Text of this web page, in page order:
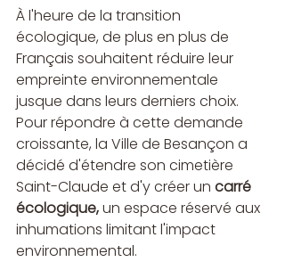
À l'heure de la transition
écologique, de plus en plus de
Français souhaitent réduire leur
empreinte environnementale
jusque dans leurs derniers choix.
Pour répondre à cette demande
croissante, la Ville de Besançon a
décidé d'étendre son cimetière
Saint-Claude et d'y créer un carré
écologique, un espace réservé aux
inhumations limitant l'impact
environnemental.